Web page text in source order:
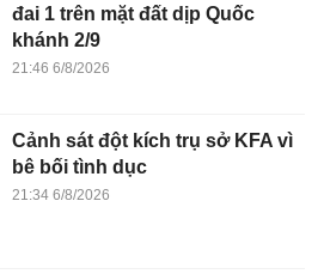
đai 1 trên mặt đất dịp Quốc
khánh 2/9
21:46 6/8/2026
Cảnh sát đột kích trụ sở KFA vì
bê bối tình dục
21:34 6/8/2026